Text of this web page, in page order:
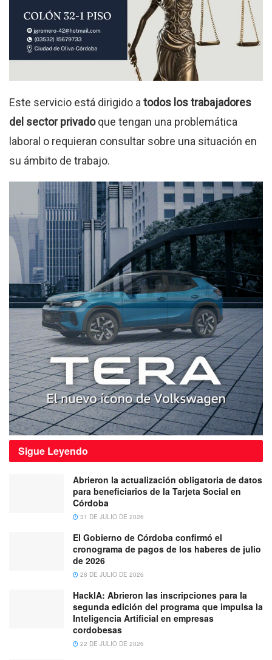
Este servicio está dirigido a todos los trabajadores
del sector privadoque tengan una problemática
laboral o requieran consultar sobre una situación en
su ámbito de trabajo.
Sigue Leyendo
Abrieron la actualización obligatoria de datos
para beneficiarios de la Tarjeta Social en
Córdoba
31 DE JULIO DE 2026
El Gobierno de Córdoba confirmó el
cronograma de pagos de los haberes de julio
de 2026
28 DE JULIO DE 2026
HackIA: Abrieron las inscripciones para la
segunda edición del programa que impulsa la
Inteligencia Artificial en empresas
cordobesas
22 DE JULIO DE 2026